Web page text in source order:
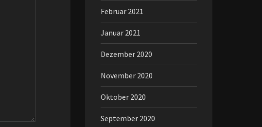
Februar 2021
Januar 2021
Dezember 2020
November 2020
Oktober 2020
September 2020